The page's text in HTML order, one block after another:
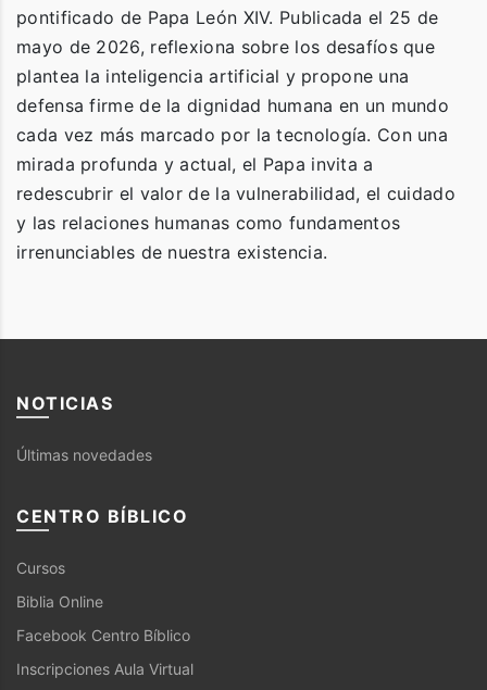
pontificado de Papa León XIV. Publicada el 25 de
mayo de 2026, reflexiona sobre los desafíos que
plantea la inteligencia artificial y propone una
defensa firme de la dignidad humana en un mundo
cada vez más marcado por la tecnología. Con una
mirada profunda y actual, el Papa invita a
redescubrir el valor de la vulnerabilidad, el cuidado
y las relaciones humanas como fundamentos
irrenunciables de nuestra existencia.
NOTICIAS
Últimas novedades
CENTRO BÍBLICO
Cursos
Biblia Online
Facebook Centro Bíblico
Inscripciones Aula Virtual